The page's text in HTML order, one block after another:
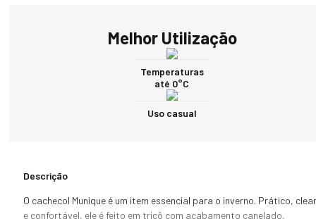
Melhor Utilização
Temperaturas
até 0°C
Uso casual
Descrição
O cachecol Munique é um item essencial para o inverno. Prático,
e confortável, ele é feito em tricô com acabamento canelado,